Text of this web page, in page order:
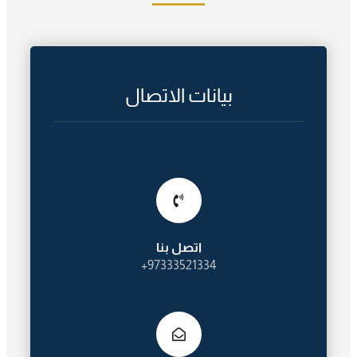
بيانات الاتصال
اتصل بنا
97333521334+